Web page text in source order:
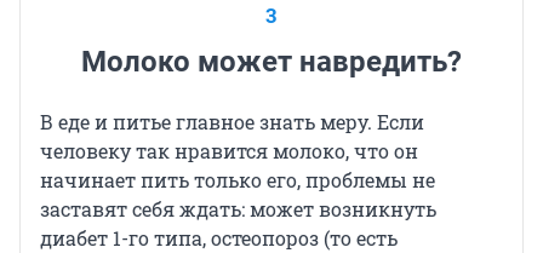
3
Молоко может навредить?
В еде и питье главное знать меру. Если
человеку так нравится молоко, что он
начинает пить только его, проблемы не
заставят себя ждать: может возникнуть
диабет 1-го типа, остеопороз (то есть